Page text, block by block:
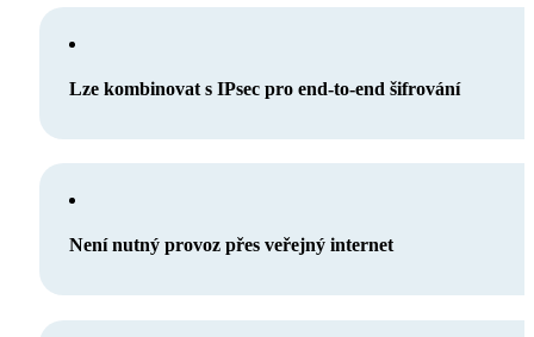
Lze kombinovat s IPsec pro end-to-end šifrování
Není nutný provoz přes veřejný internet